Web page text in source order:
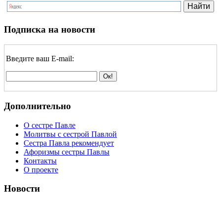
Подписка на новости
Введите ваш E-mail:
Дополнительно
О сестре Павле
Молитвы с сестрой Павлой
Сестра Павла рекомендует
Афоризмы сестры Павлы
Контакты
О проекте
Новости